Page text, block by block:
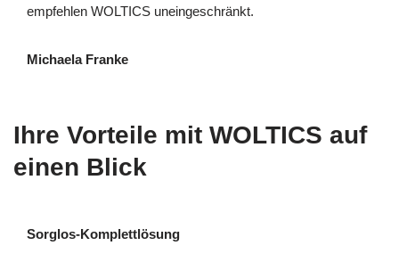
empfehlen WOLTICS uneingeschränkt.
Michaela Franke
Ihre Vorteile mit WOLTICS auf
einen Blick
Sorglos-Komplettlösung